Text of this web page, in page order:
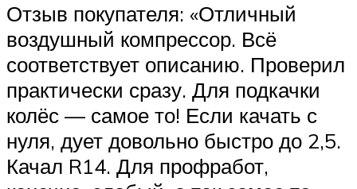
Отзыв покупателя: «Отличный
воздушный компрессор. Всё
соответствует описанию. Проверил
практически сразу. Для подкачки
колёс — самое то! Если качать с
нуля, дует довольно быстро до 2,5.
Качал R14. Для профработ,